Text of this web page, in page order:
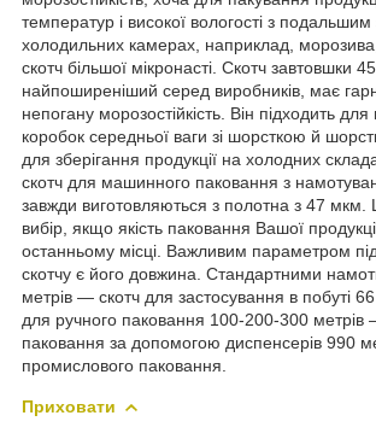
температур і високої вологості з
холодильних камерах, наприклад,
скотч більшої мікронасті. Скотч завтовшки
найпоширеніший серед виробників, має
непогану морозостійкість. Він підходить
коробок середньої ваги зі шорсткою й
для зберігання продукції на холодних
скотч для машинного паковання з
завжди виготовляються з полотна з 47
вибір, якщо якість паковання Вашої
останньому місці. Важливим параметром
скотчу є його довжина. Стандартними
метрів — скотч для застосування в побуті
для ручного паковання 100-200-300 метрів
паковання за допомогою диспенсерів 990
промислового паковання.
Приховати